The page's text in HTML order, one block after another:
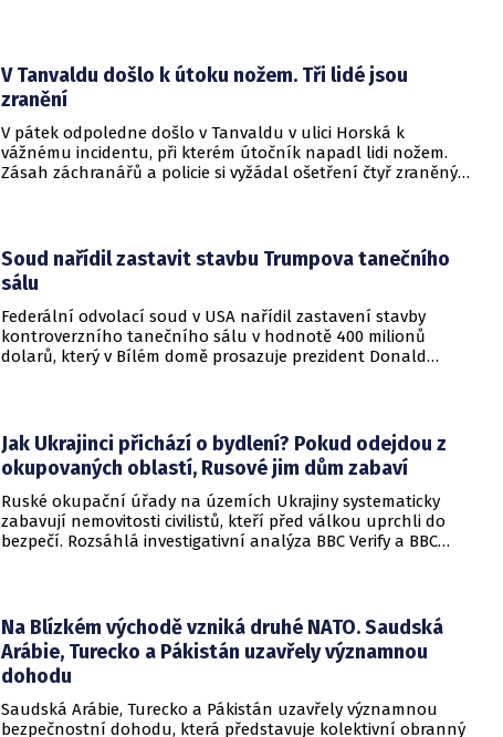
rukojmími za prezidenta Jimmyho Cartera.
V Tanvaldu došlo k útoku nožem. Tři lidé jsou
zranění
V pátek odpoledne došlo v Tanvaldu v ulici Horská k
vážnému incidentu, při kterém útočník napadl lidi nožem.
Zásah záchranářů a policie si vyžádal ošetření čtyř zraněných
Soud nařídil zastavit stavbu Trumpova tanečního
sálu
Federální odvolací soud v USA nařídil zastavení stavby
kontroverzního tanečního sálu v hodnotě 400 milionů
dolarů, který v Bílém domě prosazuje prezident Donald
Jak Ukrajinci přichází o bydlení? Pokud odejdou z
okupovaných oblastí, Rusové jim dům zabaví
Ruské okupační úřady na územích Ukrajiny systematicky
zabavují nemovitosti civilistů, kteří před válkou uprchli do
bezpečí. Rozsáhlá investigativní analýza BBC Verify a BBC
Na Blízkém východě vzniká druhé NATO. Saudská
Arábie, Turecko a Pákistán uzavřely významnou
dohodu
Saudská Arábie, Turecko a Pákistán uzavřely významnou
bezpečnostní dohodu, která představuje kolektivní obranný